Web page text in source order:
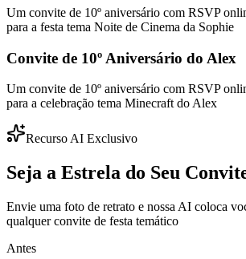
Um convite de 10º aniversário com RSVP
para a festa tema Noite de Cinema da Sophie
Convite de 10º Aniversário do Alex
Um convite de 10º aniversário com RSVP
para a celebração tema Minecraft do Alex
Recurso AI Exclusivo
Seja a Estrela do Seu
Envie uma foto de retrato e nossa AI coloca
qualquer convite de festa temático
Antes